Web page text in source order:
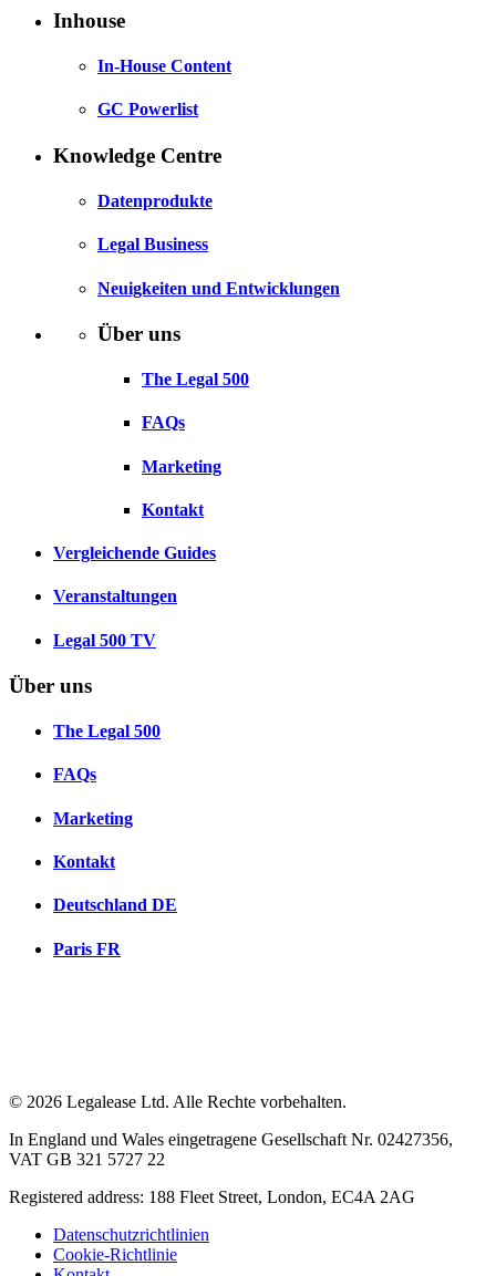
Inhouse
In-House Content
GC Powerlist
Knowledge Centre
Datenprodukte
Legal Business
Neuigkeiten und Entwicklungen
Über uns
The Legal 500
FAQs
Marketing
Kontakt
Vergleichende Guides
Veranstaltungen
Legal 500 TV
Über uns
The Legal 500
FAQs
Marketing
Kontakt
Deutschland DE
Paris FR
© 2026 Legalease Ltd. Alle Rechte vorbehalten.
In England und Wales eingetragene Gesellschaft Nr. 02427356,
VAT GB 321 5727 22
Registered address: 188 Fleet Street, London, EC4A 2AG
Datenschutzrichtlinien
Cookie-Richtlinie